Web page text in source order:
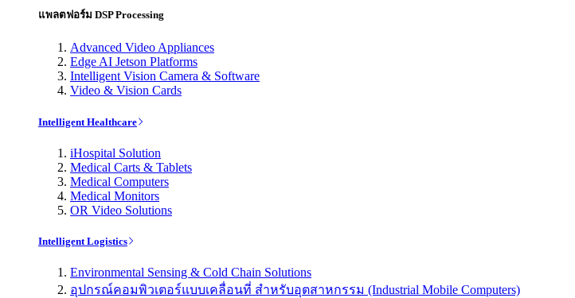
แพลตฟอร์ม DSP Processing
Advanced Video Appliances
Edge AI Jetson Platforms
Intelligent Vision Camera & Software
Video & Vision Cards
Intelligent Healthcare
iHospital Solution
Medical Carts & Tablets
Medical Computers
Medical Monitors
OR Video Solutions
Intelligent Logistics
Environmental Sensing & Cold Chain Solutions
อุปกรณ์คอมพิวเตอร์แบบเคลื่อนที่ สำหรับอุตสาหกรรม (Industrial Mobile Computers)